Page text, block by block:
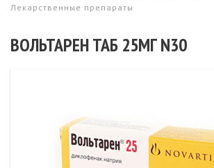
Лекарственные препараты
ВОЛЬТАРЕН ТАБ 25МГ N30